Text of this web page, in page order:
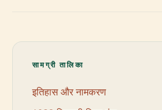
सामग्री तालिका
इतिहास और नामकरण